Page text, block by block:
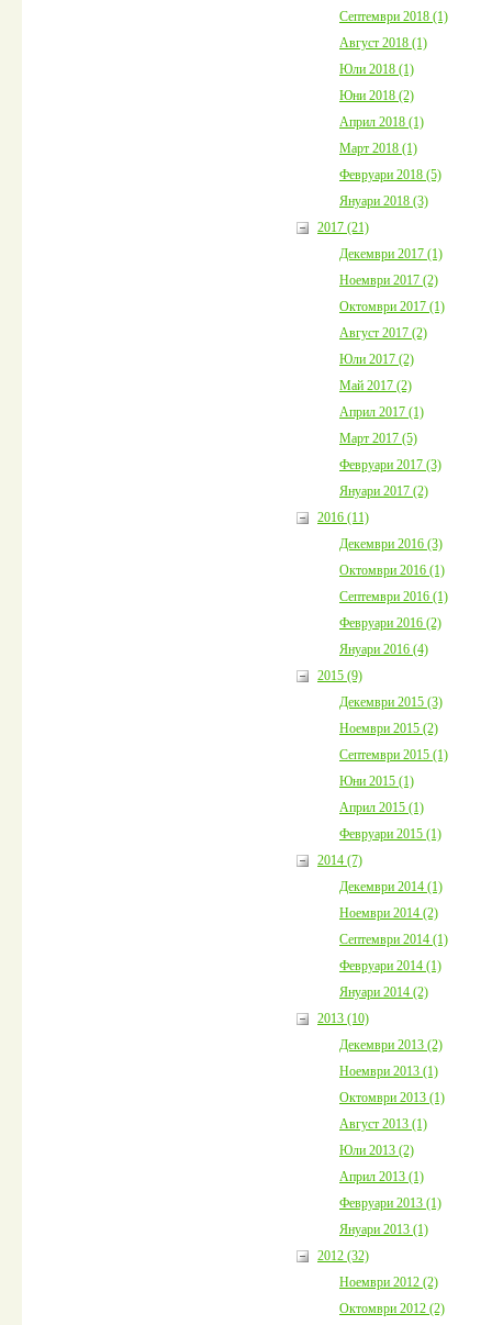
Септември 2018 (1)
Август 2018 (1)
Юли 2018 (1)
Юни 2018 (2)
Април 2018 (1)
Март 2018 (1)
Февруари 2018 (5)
Януари 2018 (3)
2017 (21)
Декември 2017 (1)
Ноември 2017 (2)
Октомври 2017 (1)
Август 2017 (2)
Юли 2017 (2)
Май 2017 (2)
Април 2017 (1)
Март 2017 (5)
Февруари 2017 (3)
Януари 2017 (2)
2016 (11)
Декември 2016 (3)
Октомври 2016 (1)
Септември 2016 (1)
Февруари 2016 (2)
Януари 2016 (4)
2015 (9)
Декември 2015 (3)
Ноември 2015 (2)
Септември 2015 (1)
Юни 2015 (1)
Април 2015 (1)
Февруари 2015 (1)
2014 (7)
Декември 2014 (1)
Ноември 2014 (2)
Септември 2014 (1)
Февруари 2014 (1)
Януари 2014 (2)
2013 (10)
Декември 2013 (2)
Ноември 2013 (1)
Октомври 2013 (1)
Август 2013 (1)
Юли 2013 (2)
Април 2013 (1)
Февруари 2013 (1)
Януари 2013 (1)
2012 (32)
Ноември 2012 (2)
Октомври 2012 (2)